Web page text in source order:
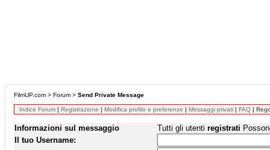
FilmUP.com > Forum > Send Private Message
Indice Forum | Registrazione | Modifica profilo e preferenze | Messaggi privati | FAQ |
Informazioni sul messaggio Tutti gli utenti registrati
Il tuo Username: